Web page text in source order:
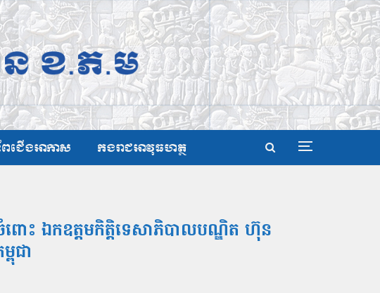
ជើងអាកាស កងរាជអាវុធហត្ថ
ោះ ឯកឧត្តមកិត្តិទេសាភិបាលបណ្ឌិត ហ៊ុន
ជា